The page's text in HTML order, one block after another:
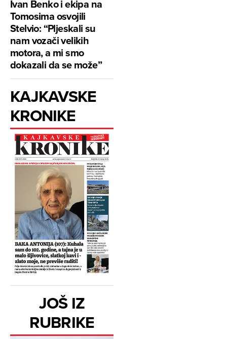
Ivan Benko i ekipa na
Tomosima osvojili
Stelvio: “Pljeskali su
nam vozači velikih
motora, a mi smo
dokazali da se može”
KAJKAVSKE
KRONIKE
JOŠ IZ
RUBRIKE